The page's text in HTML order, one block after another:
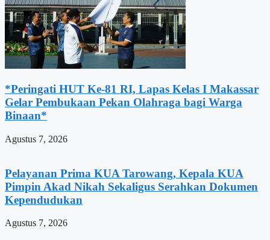
*Peringati HUT Ke-81 RI, Lapas Kelas I Makassar
Gelar Pembukaan Pekan Olahraga bagi Warga
Binaan*
Agustus 7, 2026
Pelayanan Prima KUA Tarowang, Kepala KUA
Pimpin Akad Nikah Sekaligus Serahkan Dokumen
Kependudukan
Agustus 7, 2026